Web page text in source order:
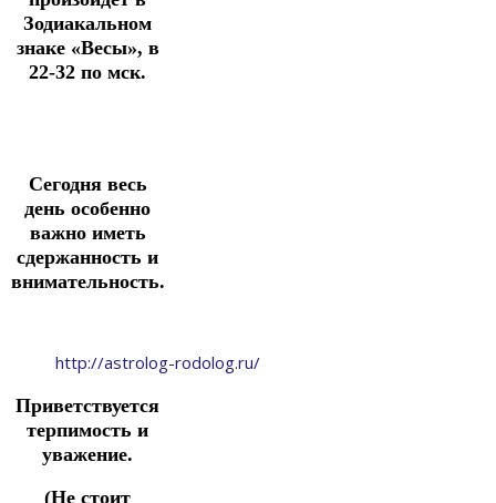
Зодиакальном
знаке «Весы», в
22-32 по мск.
Сегодня весь
день особенно
важно иметь
сдержанность и
внимательность.
http://astrolog-rodolog.ru/
Приветствуется
терпимость и
уважение.
(Не стоит